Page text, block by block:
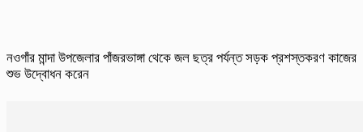
নওগাঁর মান্দা উপজেলার পাঁজরভাঙ্গা থেকে জল ছত্র পর্যন্ত সড়ক প্রশস্তকরণ কাজের
শুভ উদ্বোধন করেন